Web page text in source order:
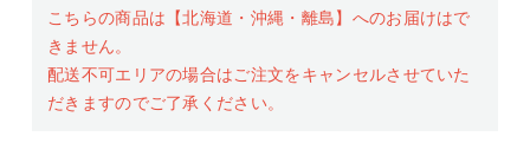
こちらの商品は【北海道・沖縄・離島】へのお届けはで
きません。
配送不可エリアの場合はご注文をキャンセルさせていた
だきますのでご了承ください。